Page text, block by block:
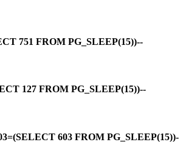
751 FROM PG_SLEEP(15))--
127 FROM PG_SLEEP(15))--
603 FROM PG_SLEEP(15))-